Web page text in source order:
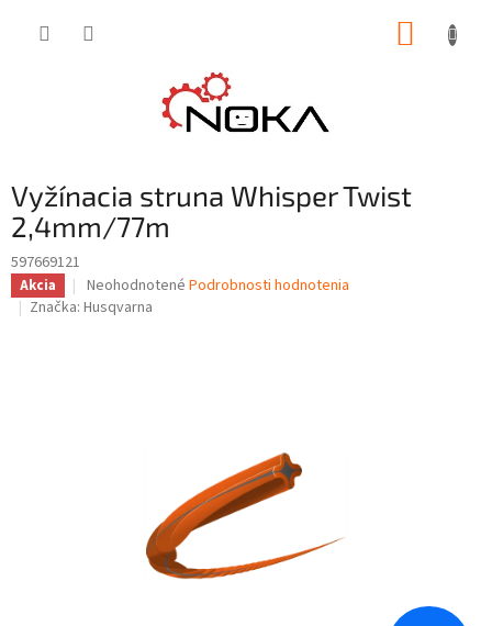
Vyžínacia struna Whisper Twist
2,4mm/77m
597669121
Akcia
Priemerné
hodnotenie
Neohodnotené Podrobnosti hodnotenia
Značka: Husqvarna